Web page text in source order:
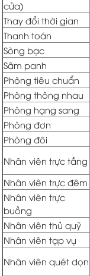
cửa)
Thay đổi thời gian
Thanh toán
Sòng bạc
Sâm panh
Phòng tiêu chuẩn
Phòng thông nhau
Phòng hạng sang
Phòng đơn
Phòng đôi
Nhân viên trực tầng
Nhân viên trực đêm
Nhân viên trực
buồng
Nhân viên thủ quỹ
Nhân viên tạp vụ
Nhân viên quét dọn